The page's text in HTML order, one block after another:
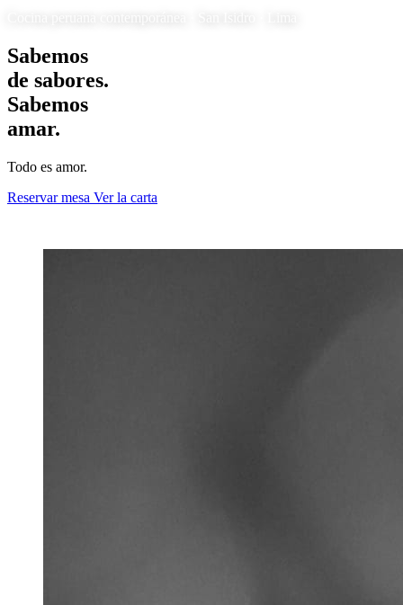
Sabemos
de sabores.
Sabemos
amar.
Todo es amor.
Reservar mesa Ver la carta